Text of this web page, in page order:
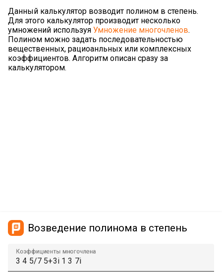
Данный калькулятор возводит полином в степень.
Для этого калькулятор производит несколько
умножений используя Умножение многочленов.
Полином можно задать последовательностью
вещественных, рациоанльных или комплексных
коэффициентов. Алгоритм описан сразу за
калькулятором.
Возведение полинома в степень
Коэффициенты многочлена